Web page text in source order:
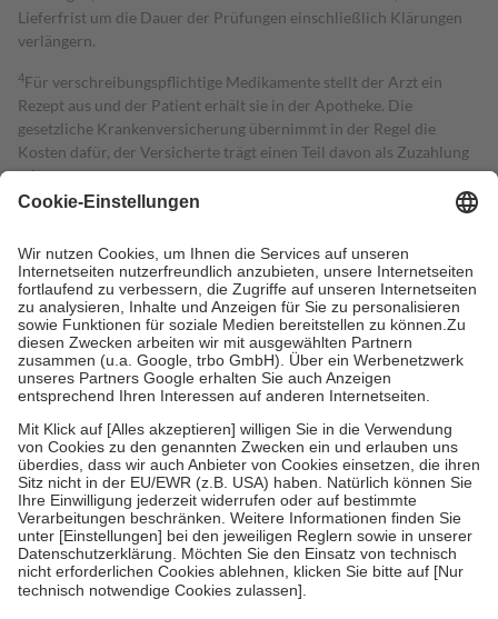
Lieferfrist um die Dauer der Prüfungen einschließlich Klärungen
verlängern.
4Für verschreibungspflichtige Medikamente stellt der Arzt ein
Rezept aus und der Patient erhält sie in der Apotheke. Die
gesetzliche Krankenversicherung übernimmt in der Regel die
Kosten dafür, der Versicherte trägt einen Teil davon als Zuzahlung
mit.
Grundsätzlich leisten Mitglieder Zuzahlungen in Höhe von zehn
höchstens zehn Euro.
Es sind jedoch nie mehr als die tatsächlichen
Kosten der Leistung zu entrichten.
Diese Regeln gelten grundsätzlich auch für Online-Apotheken.
Bei Heilmitteln und häuslicher Krankenpflege beträgt die
Zuzahlung zehn Prozent der Kosten sowie zehn Euro je
Verordnung.
Um das Engagement der Versicherten für ihre eigene Gesundheit zu
stärken und die besondere Stellung der Familie zu unterstützen,
fallenkeine Zuzahlungenan bei:
• Kindern und Jugendlichen bis zum vollendeten 18. Lebensjahr
mit Ausnahme der Fahrkosten
• Untersuchungen zur Vorsorge und Früherkennung, die von der
GKV getragen werden
• empfohlenen Schutzimpfungen
• Harn- und Blutteststreifen